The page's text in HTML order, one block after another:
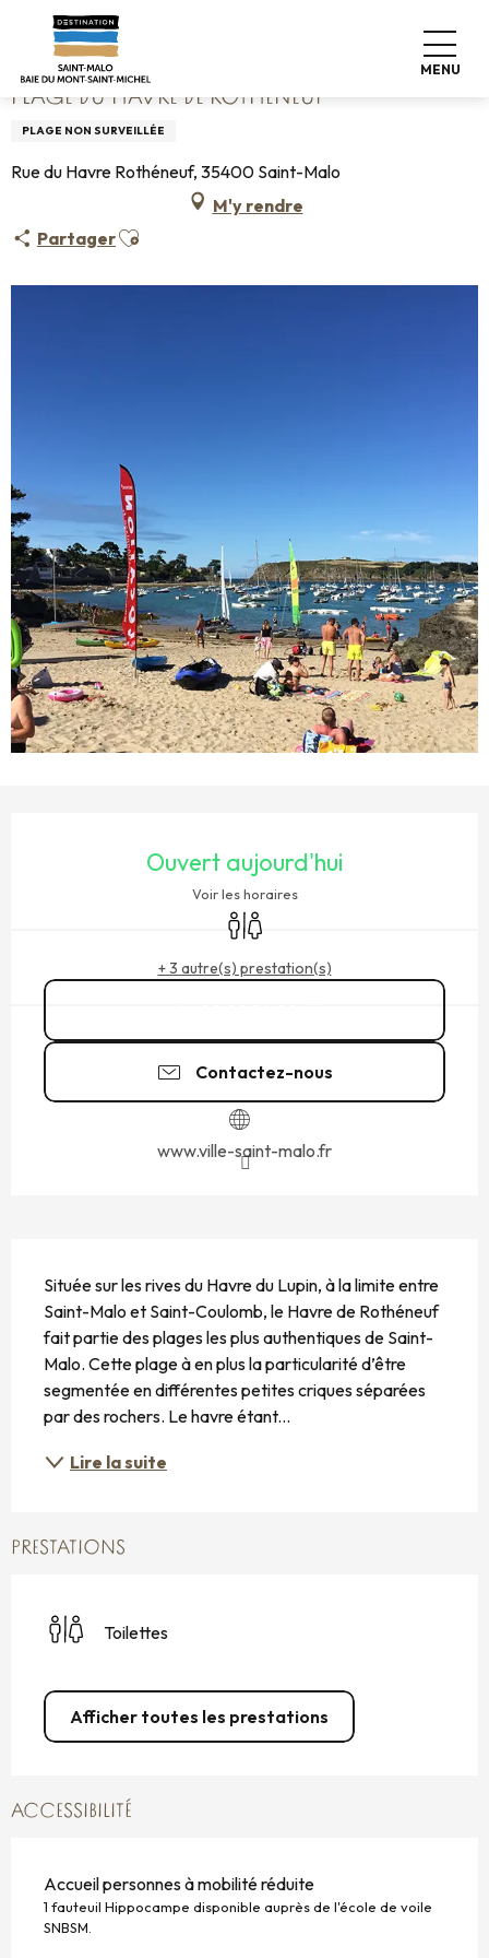
contenu
principal
MENU
Accueil Plage du Havre de Rothéneuf
PLAGE DU HAVRE DE ROTHÉNEUF
PLAGE NON SURVEILLÉE
Rue du Havre Rothéneuf, 35400 Saint-Malo
M'y rendre
PartagerAjouter aux favoris
Ouvert aujourd'hui
Voir les horaires
Toilettes
+ 3 autre(s) prestation(s)
Contactez-nous
www.ville-saint-malo.fr
Située sur les rives du Havre du Lupin, à la limite entre
Saint-Malo et Saint-Coulomb, le Havre de Rothéneuf
fait partie des plages les plus authentiques de Saint-
Malo. Cette plage à en plus la particularité d’être
segmentée en différentes petites criques séparées
par des rochers. Le havre étant...
Lire la suite
PRESTATIONS
Toilettes
Afficher toutes les prestations
ACCESSIBILITÉ
Accueil personnes à mobilité réduite
1 fauteuil Hippocampe disponible auprès de l'école de voile
SNBSM.